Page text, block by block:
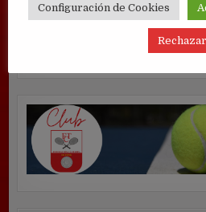
Configuración de Cookies
Rechazar